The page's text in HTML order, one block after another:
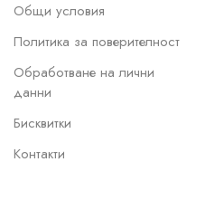
Общи условия
Политика за поверителност
Обработване на лични
данни
Бисквитки
Контакти